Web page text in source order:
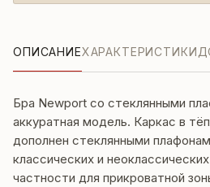
ОПИСАНИЕХАРАКТЕРИСТИКИ
Бра Newport со стеклянными
аккуратная модель. Каркас в
дополнен стеклянными
классических и
частности для прикроватной